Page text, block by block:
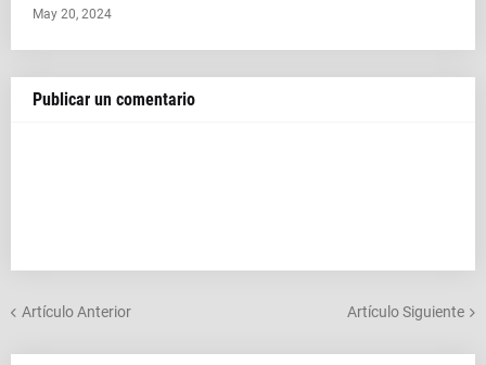
May 20, 2024
Publicar un comentario
Artículo Anterior Artículo Siguiente